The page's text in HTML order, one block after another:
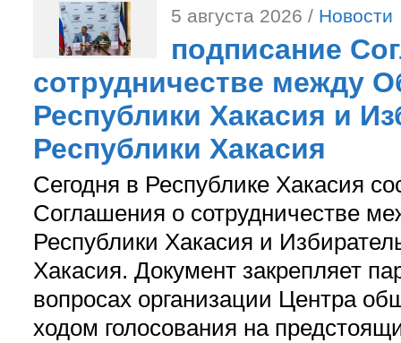
5 августа 2026 / Новости
подписание
сотрудничестве между
Республики Хакасия и
Республики Хакасия
Сегодня в Республике Хакасия
Соглашения о сотрудничестве
Республики Хакасия и
Хакасия. Документ закрепляет
вопросах организации Центра
ходом голосования на